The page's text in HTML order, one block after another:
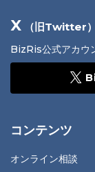
X （旧Twitter
BizRis公式アカウ
コンテンツ
オンライン相談